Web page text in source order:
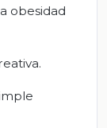
obesidad